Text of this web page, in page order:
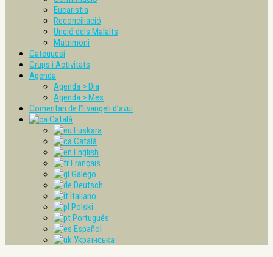
Eucaristia
Reconciliació
Unció dels Malalts
Matrimoni
Catequesi
Grups i Activitats
Agenda
Agenda > Dia
Agenda > Mes
Comentari de l’Evangeli d’avui
Català
Euskara
Català
English
Français
Galego
Deutsch
Italiano
Polski
Português
Español
Українська